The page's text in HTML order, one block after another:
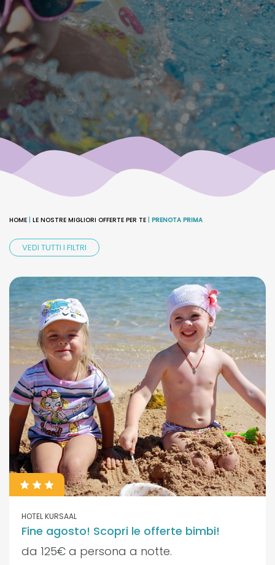
HOME LE NOSTRE MIGLIORI OFFERTE PER TE PRENOTA PRIMA
VEDI TUTTI I FILTRI
HOTEL KURSAAL
Fine agosto! Scopri le offerte bimbi!
da 125€ a persona a notte.